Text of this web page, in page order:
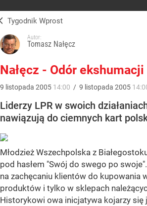
Tygodnik Wprost
Autor:
Tomasz Nałęcz
Nałęcz - Odór ekshumacji
9 listopada 2005 14:00 / 9 listopada 2005
Liderzy LPR w swoich
nawiązują do ciemnych kart
Młodzież Wszechpolska z
pod hasłem "Swój do swego po
na zachęcaniu klientów do kupowania
produktów i tylko w sklepach
Historykowi owa inicjatywa kojarzy się